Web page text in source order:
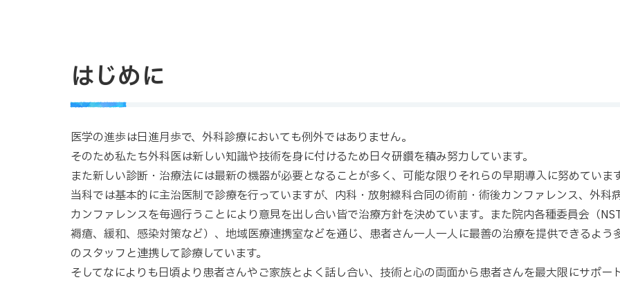
はじめに
医学の進歩は日進月歩で、外科診療においても例外ではありません。
そのため私たち外科医は新しい知識や技術を身に付けるため日々研鑽を積み努力しています。
また新しい診断・治療法には最新の機器が必要となることが多く、可能な限りそれらの早期導入に努めています
当科では基本的に主治医制で診療を行っていますが、内科・放射線科合同の術前・術後カンファレンス、外科
カンファレンスを毎週行うことにより意見を出し合い皆で治療方針を決めています。また院内各種委員会（NST
褥瘡、緩和、感染対策など）、地域医療連携室などを通じ、患者さん一人一人に最善の治療を提供できるよう
のスタッフと連携して診療しています。
そしてなによりも日頃より患者さんやご家族とよく話し合い、技術と心の両面から患者さんを最大限にサポー